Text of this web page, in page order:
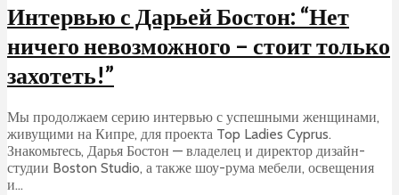
Интервью с Дарьей Бостон: “Нет
ничего невозможного – стоит только
захотеть!”
Мы продолжаем серию интервью с успешными женщинами,
живущими на Кипре, для проекта Top Ladies Cyprus.
Знакомьтесь, Дарья Бостон — владелец и директор дизайн-
студии Boston Studio, а также шоу-рума мебели, освещения
и...